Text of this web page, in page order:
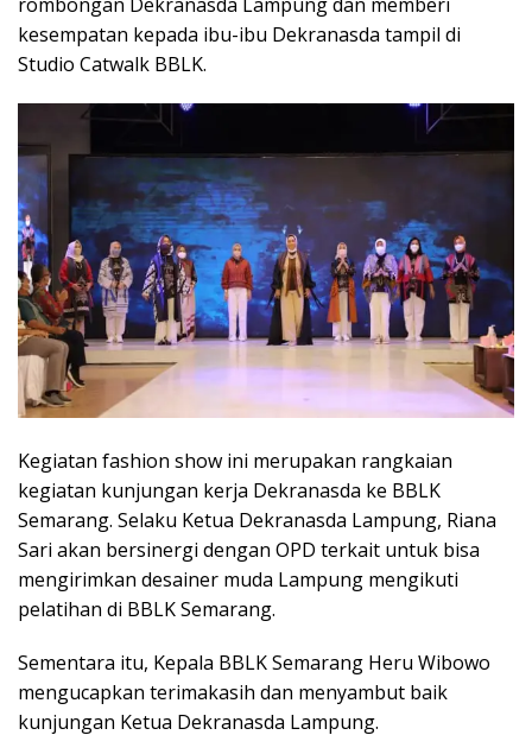
kesempatan kepada ibu-ibu Dekranasda tampil di
Studio Catwalk BBLK.
Kegiatan fashion show ini merupakan rangkaian
kegiatan kunjungan kerja Dekranasda ke BBLK
Semarang. Selaku Ketua Dekranasda Lampung, Riana
Sari akan bersinergi dengan OPD terkait untuk bisa
mengirimkan desainer muda Lampung mengikuti
pelatihan di BBLK Semarang.
Sementara itu, Kepala BBLK Semarang Heru Wibowo
mengucapkan terimakasih dan menyambut baik
kunjungan Ketua Dekranasda Lampung.